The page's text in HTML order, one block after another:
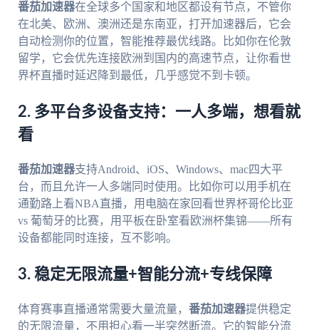
番茄加速器在全球多个国家和地区都设有节点，不管你
在北美、欧洲、澳洲还是东南亚，打开加速器后，它会
自动检测你的位置，智能推荐最优线路。比如你在伦敦
留学，它会优先连接欧洲到国内的高速节点，让你看世
界杯直播时延迟降到最低，几乎感觉不到卡顿。
2. 多平台多设备支持：一人多端，想看就
看
番茄加速器支持Android、iOS、Windows、mac四大平
台，而且允许一人多端同时使用。比如你可以用手机在
通勤路上看NBA直播，用电脑在家回看世界杯哥伦比亚
vs 葡萄牙的比赛，用平板在卧室看欧洲杯集锦——所有
设备都能同时连接，互不影响。
3. 稳定无限流量+智能分流+专线保障
体育赛事直播通常需要大量流量， 番茄加速器提供稳定
的无限流量，不用担心看一半突然断流。它的智能分流